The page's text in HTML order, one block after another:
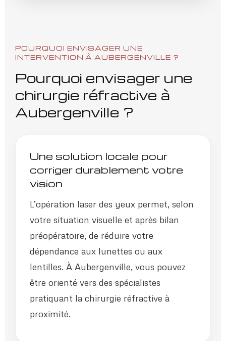
POURQUOI ENVISAGER UNE
INTERVENTION À AUBERGENVILLE ?
Pourquoi envisager une
chirurgie réfractive à
Aubergenville ?
Une solution locale pour
corriger durablement votre
vision
L’opération laser des yeux permet, selon
votre situation visuelle et après bilan
préopératoire, de réduire votre
dépendance aux lunettes ou aux
lentilles. À Aubergenville, vous pouvez
être orienté vers des spécialistes
pratiquant la chirurgie réfractive à
proximité.